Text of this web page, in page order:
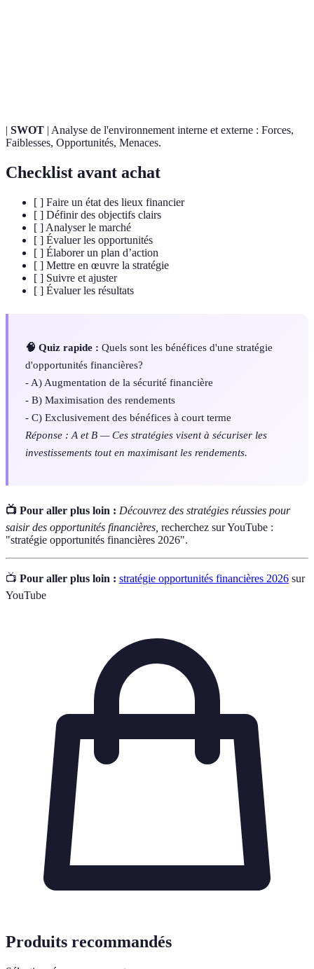
| SWOT | Analyse de l'environnement interne et externe : Forces,
Faiblesses, Opportunités, Menaces.
Checklist avant achat
[ ] Faire un état des lieux financier
[ ] Définir des objectifs clairs
[ ] Analyser le marché
[ ] Évaluer les opportunités
[ ] Élaborer un plan d’action
[ ] Mettre en œuvre la stratégie
[ ] Suivre et ajuster
[ ] Évaluer les résultats
🧠 Quiz rapide : Quels sont les bénéfices d'une stratégie
d'opportunités financières?
- A) Augmentation de la sécurité financière
- B) Maximisation des rendements
- C) Exclusivement des bénéfices à court terme
Réponse : A et B — Ces stratégies visent à sécuriser les
investissements tout en maximisant les rendements.
📺 Pour aller plus loin : Découvrez des stratégies réussies pour
saisir des opportunités financières, recherchez sur YouTube :
"stratégie opportunités financières 2026".
📺 Pour aller plus loin : stratégie opportunités financières 2026 sur
YouTube
Produits recommandés